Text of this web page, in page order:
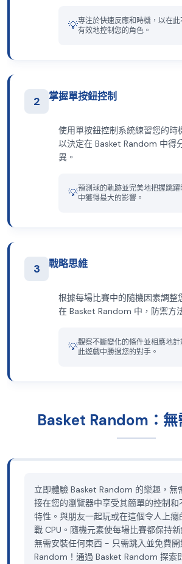
💡專注於快速反應和時機，以在
有效地控制您的角色。
2 掌握單按鈕控制
使用單按鈕控制系統練習您的時
以決定在 Basket Random 中得
異。
💡預測球的軌跡並完美地把握跳
中獲得最大的影響。
3 戰略思維
根據每場比賽中的隨機因素調整
在 Basket Random 中，防禦方
💡觀察不斷變化的條件並相應地
此遊戲中勝過您的對手。
Basket Random：無
立即體驗 Basket Random 的樂趣，無
接在您的瀏覽器中享受其簡單的控制和
特性。與朋友一起玩或在這個令人上
戰 CPU。隨機元素使每場比賽都保持
無需安裝任何東西 - 只需跳入並免費
Random！通過 Basket Random 探索